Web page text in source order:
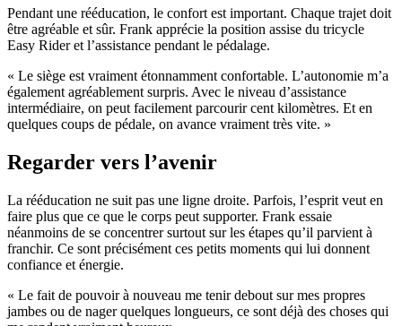
Pendant une rééducation, le confort est important. Chaque trajet doit
être agréable et sûr. Frank apprécie la position assise du tricycle
Easy Rider et l’assistance pendant le pédalage.
« Le siège est vraiment étonnamment confortable. L’autonomie m’a
également agréablement surpris. Avec le niveau d’assistance
intermédiaire, on peut facilement parcourir cent kilomètres. Et en
quelques coups de pédale, on avance vraiment très vite. »
Regarder vers l’avenir
La rééducation ne suit pas une ligne droite. Parfois, l’esprit veut en
faire plus que ce que le corps peut supporter. Frank essaie
néanmoins de se concentrer surtout sur les étapes qu’il parvient à
franchir. Ce sont précisément ces petits moments qui lui donnent
confiance et énergie.
« Le fait de pouvoir à nouveau me tenir debout sur mes propres
jambes ou de nager quelques longueurs, ce sont déjà des choses qui